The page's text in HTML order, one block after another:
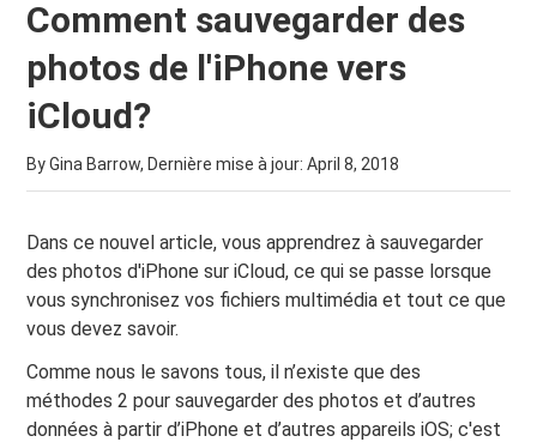
Comment sauvegarder des
photos de l'iPhone vers
iCloud?
By Gina Barrow, Dernière mise à jour:April 8, 2018
Dans ce nouvel article, vous apprendrez à sauvegarder
des photos d'iPhone sur iCloud, ce qui se passe lorsque
vous synchronisez vos fichiers multimédia et tout ce que
vous devez savoir.
Comme nous le savons tous, il n’existe que des
méthodes 2 pour sauvegarder des photos et d’autres
données à partir d’iPhone et d’autres appareils iOS; c'est